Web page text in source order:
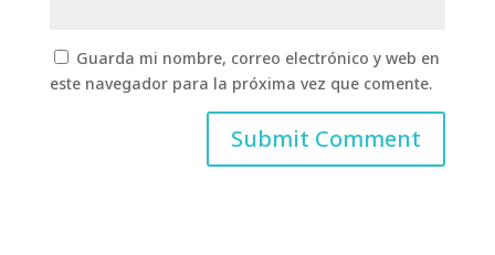
Guarda mi nombre, correo electrónico y web en
este navegador para la próxima vez que comente.